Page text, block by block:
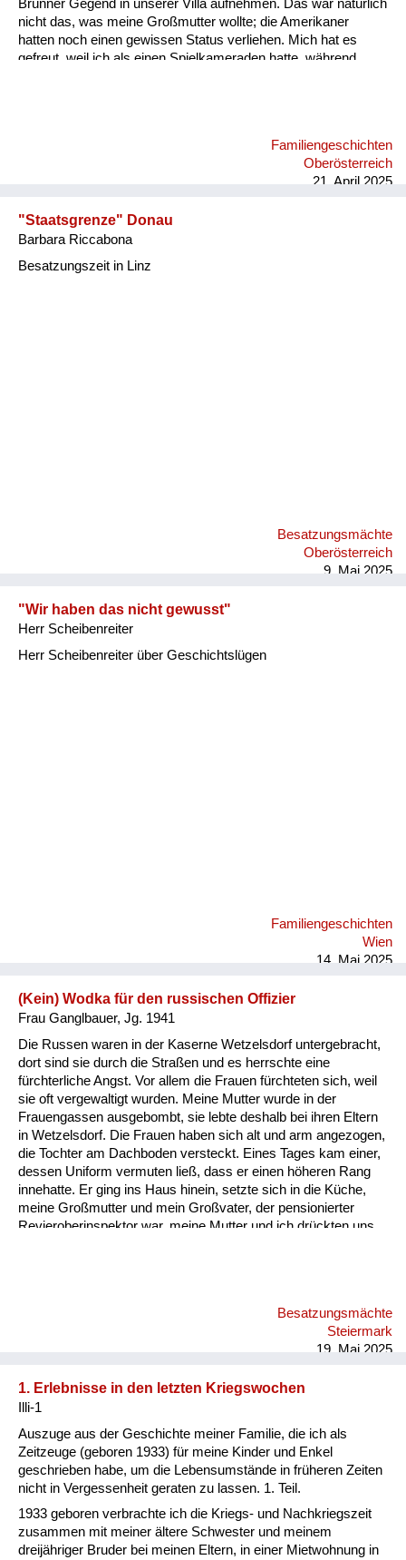
Brünner Gegend in unserer Villa aufnehmen. Das war natürlich
nicht das, was meine Großmutter wollte; die Amerikaner
hatten noch einen gewissen Status verliehen. Mich hat es
gefreut, weil ich als einen Spielkameraden hatte, während
Nudel! Meine Großmutter war ja nicht ganz schlank. An solche
Wortgefechte kann ich mich erinnern. Die sind dann auch nach
Familiengeschichten
Oberösterreich
21. April 2025
"Staatsgrenze" Donau
Barbara Riccabona
Besatzungszeit in Linz
Besatzungsmächte
Oberösterreich
9. Mai 2025
"Wir haben das nicht gewusst"
Herr Scheibenreiter
Herr Scheibenreiter über Geschichtslügen
Familiengeschichten
Wien
14. Mai 2025
(Kein) Wodka für den russischen Offizier
Frau Ganglbauer, Jg. 1941
Die Russen waren in der Kaserne Wetzelsdorf untergebracht,
dort sind sie durch die Straßen und es herrschte eine
fürchterliche Angst. Vor allem die Frauen fürchteten sich, weil
sie oft vergewaltigt wurden. Meine Mutter wurde in der
Frauengassen ausgebombt, sie lebte deshalb bei ihren Eltern
in Wetzelsdorf. Die Frauen haben sich alt und arm angezogen,
die Tochter am Dachboden versteckt. Eines Tages kam einer,
dessen Uniform vermuten ließ, dass er einen höheren Rang
innehatte. Er ging ins Haus hinein, setzte sich in die Küche,
meine Großmutter und mein Großvater, der pensionierter
Revieroberinspektor war, meine Mutter und ich drückten uns
dann mit einem Glas zum Wasserhahn, fülle es mit Wasser
und stelle es vor ihn hin. Er hat so zu lachen begonnen,
Besatzungsmächte
Steiermark
19. Mai 2025
1. Erlebnisse in den letzten Kriegswochen
Illi-1
Auszuge aus der Geschichte meiner Familie, die ich als
Zeitzeuge (geboren 1933) für meine Kinder und Enkel
geschrieben habe, um die Lebensumstände in früheren Zeiten
nicht in Vergessenheit geraten zu lassen. 1. Teil.
1933 geboren verbrachte ich die Kriegs- und Nachkriegszeit
zusammen mit meiner ältere Schwester und meinem
dreijähriger Bruder bei meinen Eltern, in einer Mietwohnung in